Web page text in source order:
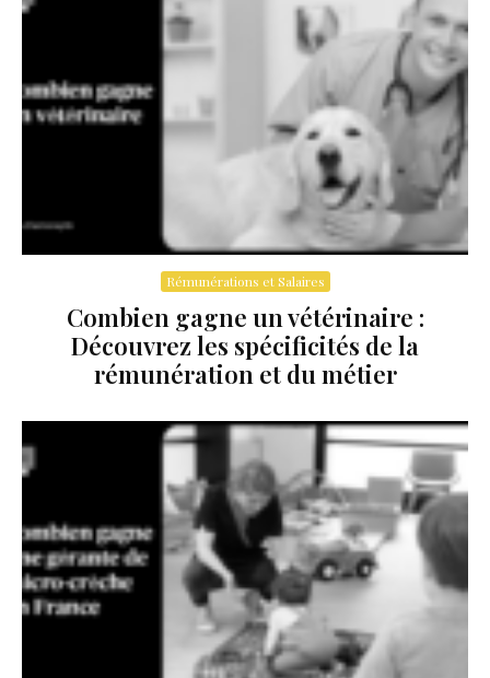
Rémunérations et Salaires
Combien gagne un vétérinaire :
Découvrez les spécificités de la
rémunération et du métier